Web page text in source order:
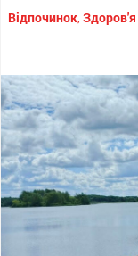
Відпочинок,Здоров'я